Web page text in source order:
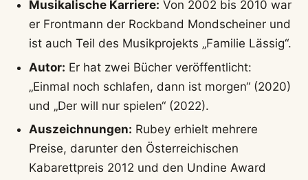
Mondscheiner. Aktuell tourt er mit seinem
Kabarettprogramm „Das Restaurant“.
Das Wichtigste in Kürze
Vielseitiger Künstler:Manuel Rubey ist als
Schauspieler, Sänger der ehemaligen Band
Mondscheiner, Kabarettist und Buchautor
erfolgreich.
Durchbruch als Falco:Einem breiten Publikum